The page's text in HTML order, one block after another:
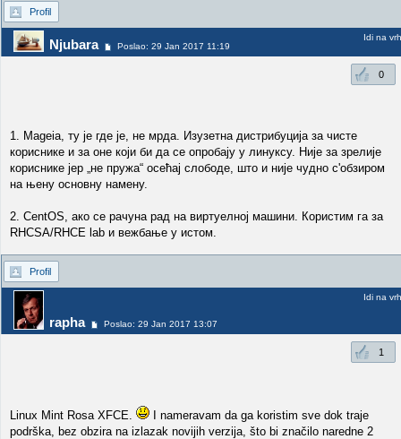
Profil
Njubara Poslao: 29 Jan 2017 11:19
Idi na vrh
0
1. Mageia, ту је где је, не мрда. Изузетна дистрибуција за чисте
кориснике и за оне који би да се опробају у линуксу. Није за зрелије
кориснике јер „не пружа“ осећај слободе, што и није чудно с'обзиром
на њену основну намену.
2. CentOS, ако се рачуна рад на виртуелној машини. Користим га за
RHCSA/RHCE lab и вежбање у истом.
Profil
rapha Poslao: 29 Jan 2017 13:07
Idi na vrh
1
Linux Mint Rosa XFCE.
I nameravam da ga koristim sve dok traje
podrška, bez obzira na izlazak novijih verzija, što bi značilo naredne 2